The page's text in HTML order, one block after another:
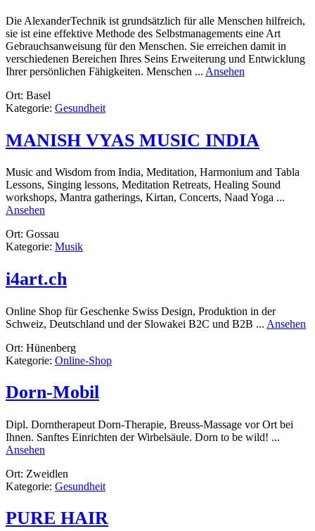
Die AlexanderTechnik ist grundsätzlich für alle Menschen hilfreich,
sie ist eine effektive Methode des Selbstmanagements eine Art
Gebrauchsanweisung für den Menschen. Sie erreichen damit in
verschiedenen Bereichen Ihres Seins Erweiterung und Entwicklung
Ihrer persönlichen Fähigkeiten. Menschen ... Ansehen
Ort: Basel
Kategorie: Gesundheit
MANISH VYAS MUSIC INDIA
Music and Wisdom from India, Meditation, Harmonium and Tabla
Lessons, Singing lessons, Meditation Retreats, Healing Sound
workshops, Mantra gatherings, Kirtan, Concerts, Naad Yoga ...
Ansehen
VYAS
MUSIC
Ort: Gossau
Kategorie: Musik
i4art.ch
Online Shop für Geschenke Swiss Design, Produktion in der
Schweiz, Deutschland und der Slowakei B2C und B2B ... Ansehen
Ort: Hünenberg
Kategorie: Online-Shop
Dorn-Mobil
Dipl. Dorntherapeut Dorn-Therapie, Breuss-Massage vor Ort bei
Ihnen. Sanftes Einrichten der Wirbelsäule. Dorn to be wild! ...
Ansehen
Mobil
Ort: Zweidlen
Kategorie: Gesundheit
PURE HAIR